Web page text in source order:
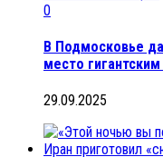
0
В Подмосковье
место
29.09.2025